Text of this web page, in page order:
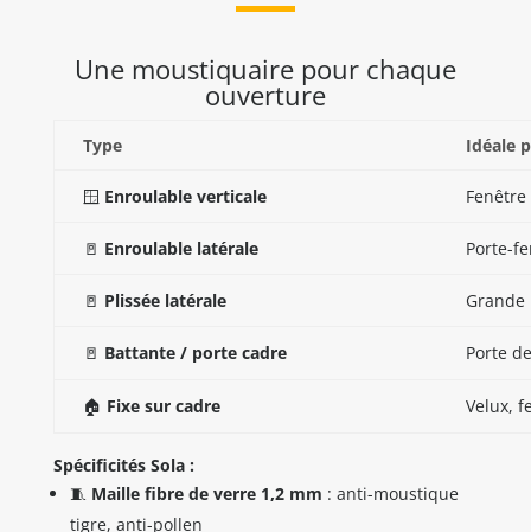
Une moustiquaire pour chaque
ouverture
Type Idéale
🪟 Enroulable verticale
🚪 Enroulable latérale Porte-
🚪 Plissée latérale
🚪 Battante / porte cadre Porte
🏠 Fixe sur cadre Velux,
Spécificités Sola :
🧵 Maille fibre de verre 1,2 mm : anti-moustique
tigre, anti-pollen